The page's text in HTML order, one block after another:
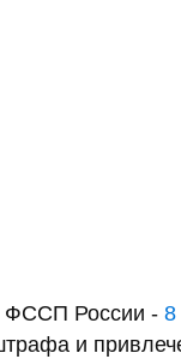
ФССП России - 8
и